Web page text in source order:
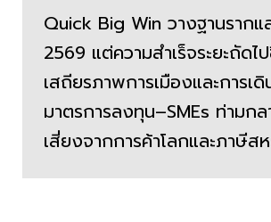
Quick Big Win วางฐานราก
2569 แต่ความสำเร็จระยะถัดไ
เสถียรภาพการเมืองและการเดิ
มาตรการลงทุน–SMEs ท่ามก
เสี่ยงจากการค้าโลกและภาษีส